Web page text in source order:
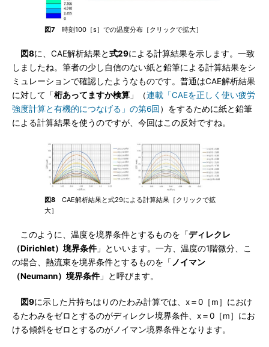
図7 時刻100［s］での温度分布［クリックで拡大］
図8に、CAE解析結果と式29による計算結果を示します。一致
しましたね。筆者の少し自信のない紙と鉛筆による計算結果をシ
ミュレーションで確認したようなものです。普通はCAE解析結果
に対して「桁あってますか検算 」（連載「CAEを正しく使い疲労
強度計算と有機的につなげる」の第6回 ）をするために紙と鉛筆
による計算結果を使うのですが、今回はこの反対ですね。
図8 CAE解析結果と式29による計算結果［クリックで拡
大］
このように、温度を境界条件とするものを「ディレクレ
（Dirichlet）境界条件」といいます。一方、温度の1階微分、こ
の場合、熱流束を境界条件とするものを「 ノイマン
（Neumann）境界条件」と呼びます。
図9に示した片持ちはりのたわみ計算では、x＝0［m］におけ
るたわみをゼロとするのがディレクレ境界条件、x＝0［m］にお
ける傾斜をゼロとするのがノイマン境界条件となります。